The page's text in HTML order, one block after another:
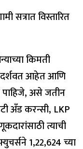
सत्रात विस्तारित
किमती
दर्शवत आहेत आणि
पाहिजे, असे जतीन
अँड करन्सी, LKP
त्याची
₹1,22,624 च्या